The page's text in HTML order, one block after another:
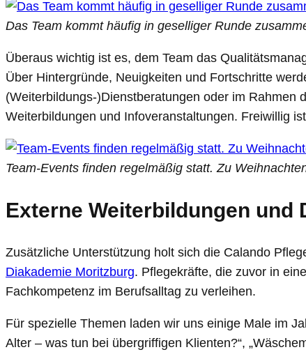
Das Team kommt häufig in geselliger Runde
Überaus wichtig ist es, dem Team das
Über Hintergründe, Neuigkeiten und Fortschritte
(Weiterbildungs-)Dienstberatungen oder im
Weiterbildungen und Infoveranstaltungen. Freiwillig
Team-Events finden regelmäßig statt. Zu
Externe Weiterbildungen und
Zusätzliche Unterstützung holt sich die Calando
Diakademie Moritzburg. Pflegekräfte, die zuvor in
Fachkompetenz im Berufsalltag zu verleihen.
Für spezielle Themen laden wir uns einige Male im
Alter – was tun bei übergriffigen Klienten?“,